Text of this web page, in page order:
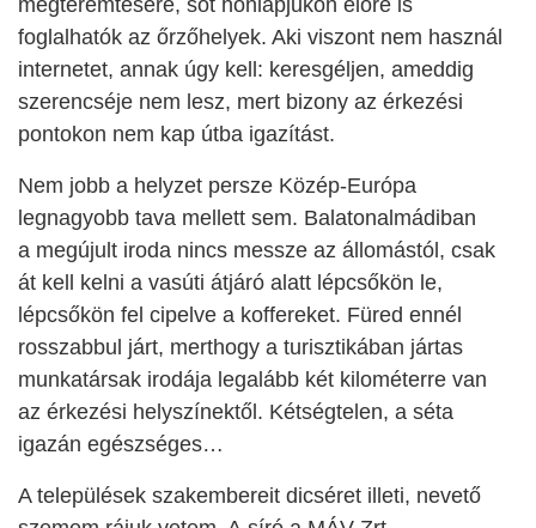
megteremtésére, sőt honlapjukon előre is
foglalhatók az őrzőhelyek. Aki viszont nem használ
internetet, annak úgy kell: keresgéljen, ameddig
szerencséje nem lesz, mert bizony az érkezési
pontokon nem kap útba igazítást.
Nem jobb a helyzet persze Közép-Európa
legnagyobb tava mellett sem. Balatonalmádiban
a megújult iroda nincs messze az állomástól, csak
át kell kelni a vasúti átjáró alatt lépcsőkön le,
lépcsőkön fel cipelve a koffereket. Füred ennél
rosszabbul járt, merthogy a turisztikában jártas
munkatársak irodája legalább két kilométerre van
az érkezési helyszínektől. Kétségtelen, a séta
igazán egészséges…
A települések szakembereit dicséret illeti, nevető